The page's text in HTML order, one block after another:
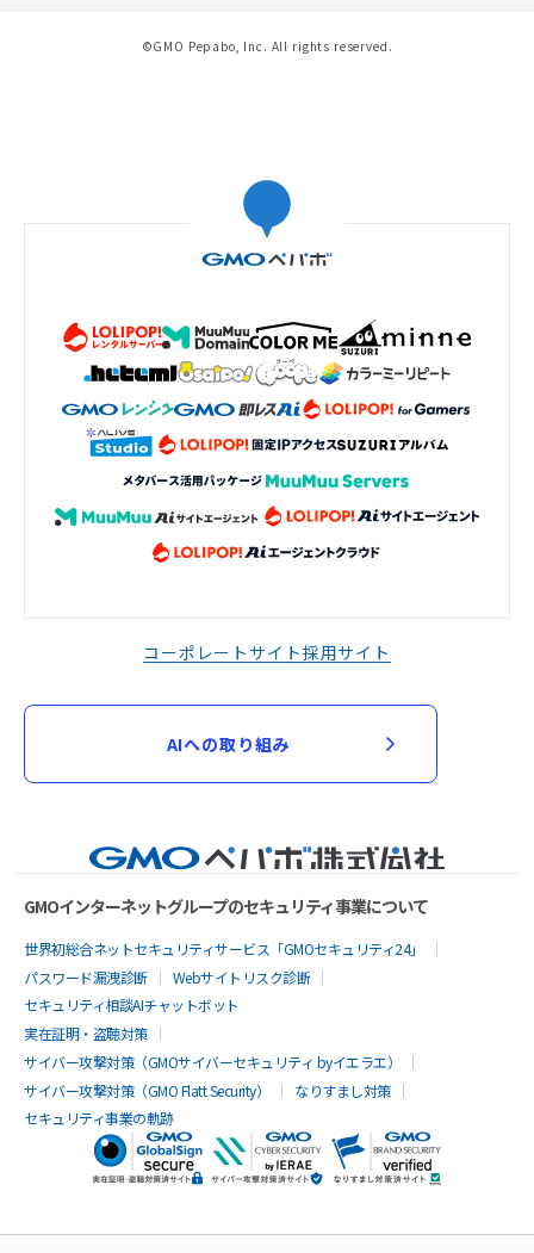
©GMO Pepabo, Inc. All rights reserved.
コーポレートサイト採用サイト
AIへの取り組み
GMOインターネットグループのセキュリティ事業について
世界初総合ネットセキュリティサービス「GMOセキュリティ24」
パスワード漏洩診断
Webサイトリスク診断
セキュリティ相談AIチャットボット
実在証明・盗聴対策
サイバー攻撃対策（GMOサイバーセキュリティ byイエラエ）
サイバー攻撃対策（GMO Flatt Security）
なりすまし対策
セキュリティ事業の軌跡